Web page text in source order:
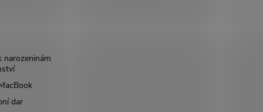
narozeninám
dar